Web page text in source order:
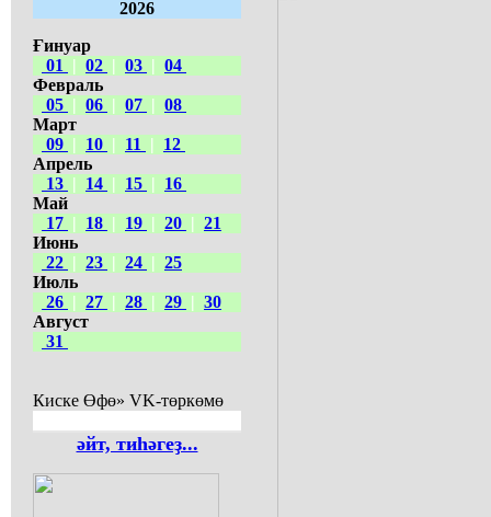
2026
Ғинуар
01
| 02 | 03 | 04
Февраль
05 | 06 | 07 | 08
Март
09 | 10 | 11 |
12
Апрель
13 | 14 | 15 |
16
Май
17 | 18 | 19 | 20 | 21
Июнь
22 | 23 | 24 | 25
Июль
26 | 27 | 28 | 29 | 30
Август
31
Киске Өфө» VK-төркөмө
әйт, тиһәгеҙ...